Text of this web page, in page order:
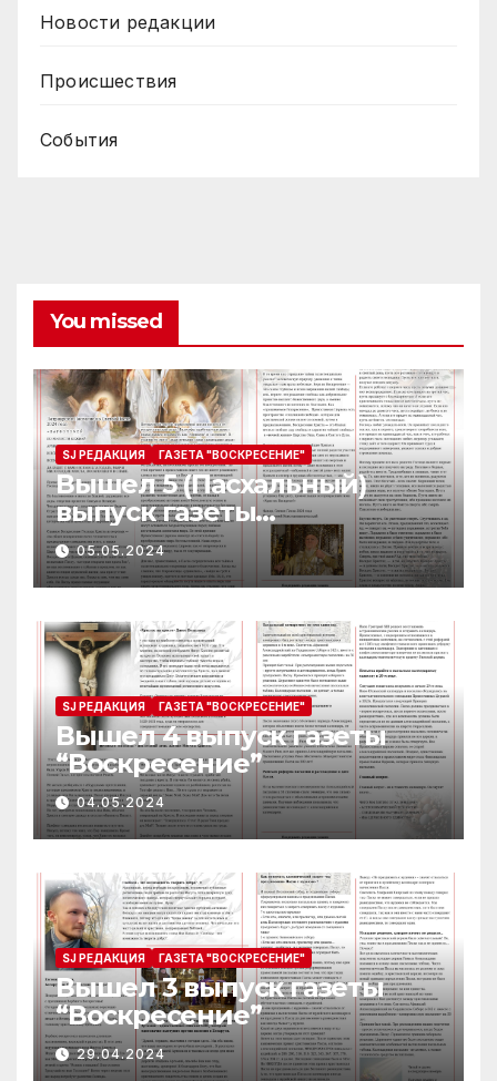
Новости редакции
Происшествия
События
You missed
SJ РЕДАКЦИЯ ГАЗЕТА "ВОСКРЕСЕНИЕ"
Вышел 5 (Пасхальный)
выпуск газеты
“Воскресение”
05.05.2024
SJ РЕДАКЦИЯ ГАЗЕТА "ВОСКРЕСЕНИЕ"
Вышел 4 выпуск газеты
“Воскресение”
04.05.2024
SJ РЕДАКЦИЯ ГАЗЕТА "ВОСКРЕСЕНИЕ"
Вышел 3 выпуск газеты
“Воскресение”
29.04.2024